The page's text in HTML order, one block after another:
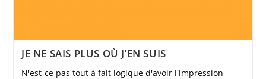
JE NE SAIS PLUS OÙ J’EN SUIS
N'est-ce pas tout à fait logique d'avoir l'impression